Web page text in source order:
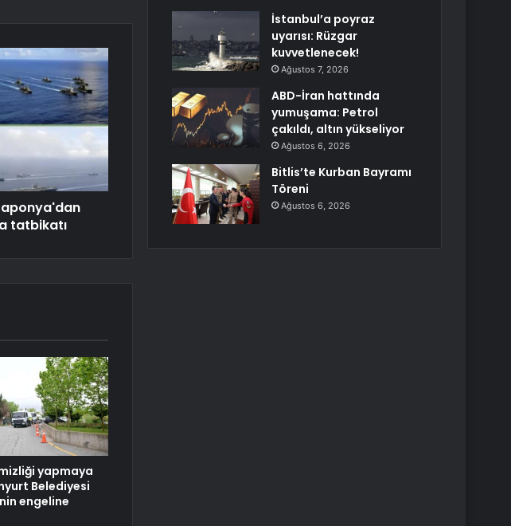
tatbikatı
yapmaya
Belediyesi
engeline
İstanbul’a poyraz
uyarısı: Rüzgar
kuvvetlenecek!
Ağustos 7, 2026
ABD-İran hattında
yumuşama: Petrol
çakıldı, altın yükseliyor
Ağustos 6, 2026
Bitlis’te Kurban Bayramı
Töreni
Ağustos 6, 2026